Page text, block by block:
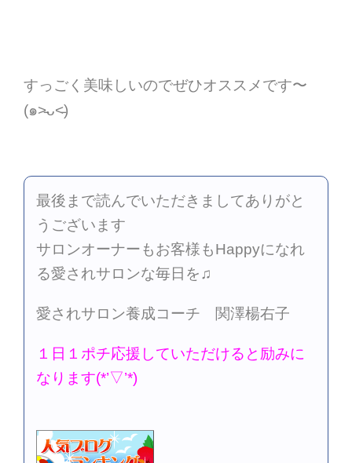
すっごく美味しいのでぜひオススメです〜
(๑˃̵ᴗ˂̵)
最後まで読んでいただきましてありがと
うございます
サロンオーナーもお客様もHappyになれ
る愛されサロンな毎日を♫
愛されサロン養成コーチ 関澤楊右子
１日１ポチ応援していただけると励みに
なります(*’▽’*)